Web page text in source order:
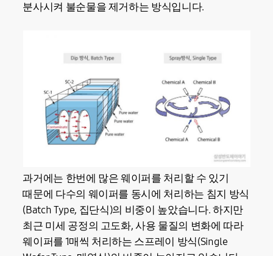
분사시켜 불순물을 제거하는 방식입니다.
과거에는 한번에 많은 웨이퍼를 처리할 수 있기
때문에 다수의 웨이퍼를 동시에 처리하는 침지 방식
(Batch Type, 집단식)의 비중이 높았습니다. 하지만
최근 미세 공정의 고도화, 사용 물질의 변화에 따라
웨이퍼를 1매씩 처리하는 스프레이 방식(Single